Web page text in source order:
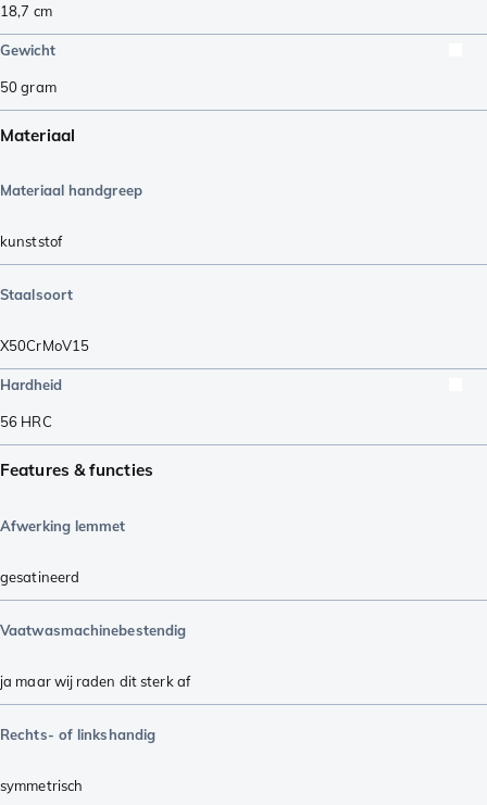
18,7 cm
Gewicht
50gram
Materiaal
Materiaal handgreep
kunststof
Staalsoort
X50CrMoV15
Hardheid
56 HRC
Features & functies
Afwerking lemmet
gesatineerd
Vaatwasmachinebestendig
ja maar wij raden dit sterk af
Rechts- of linkshandig
symmetrisch